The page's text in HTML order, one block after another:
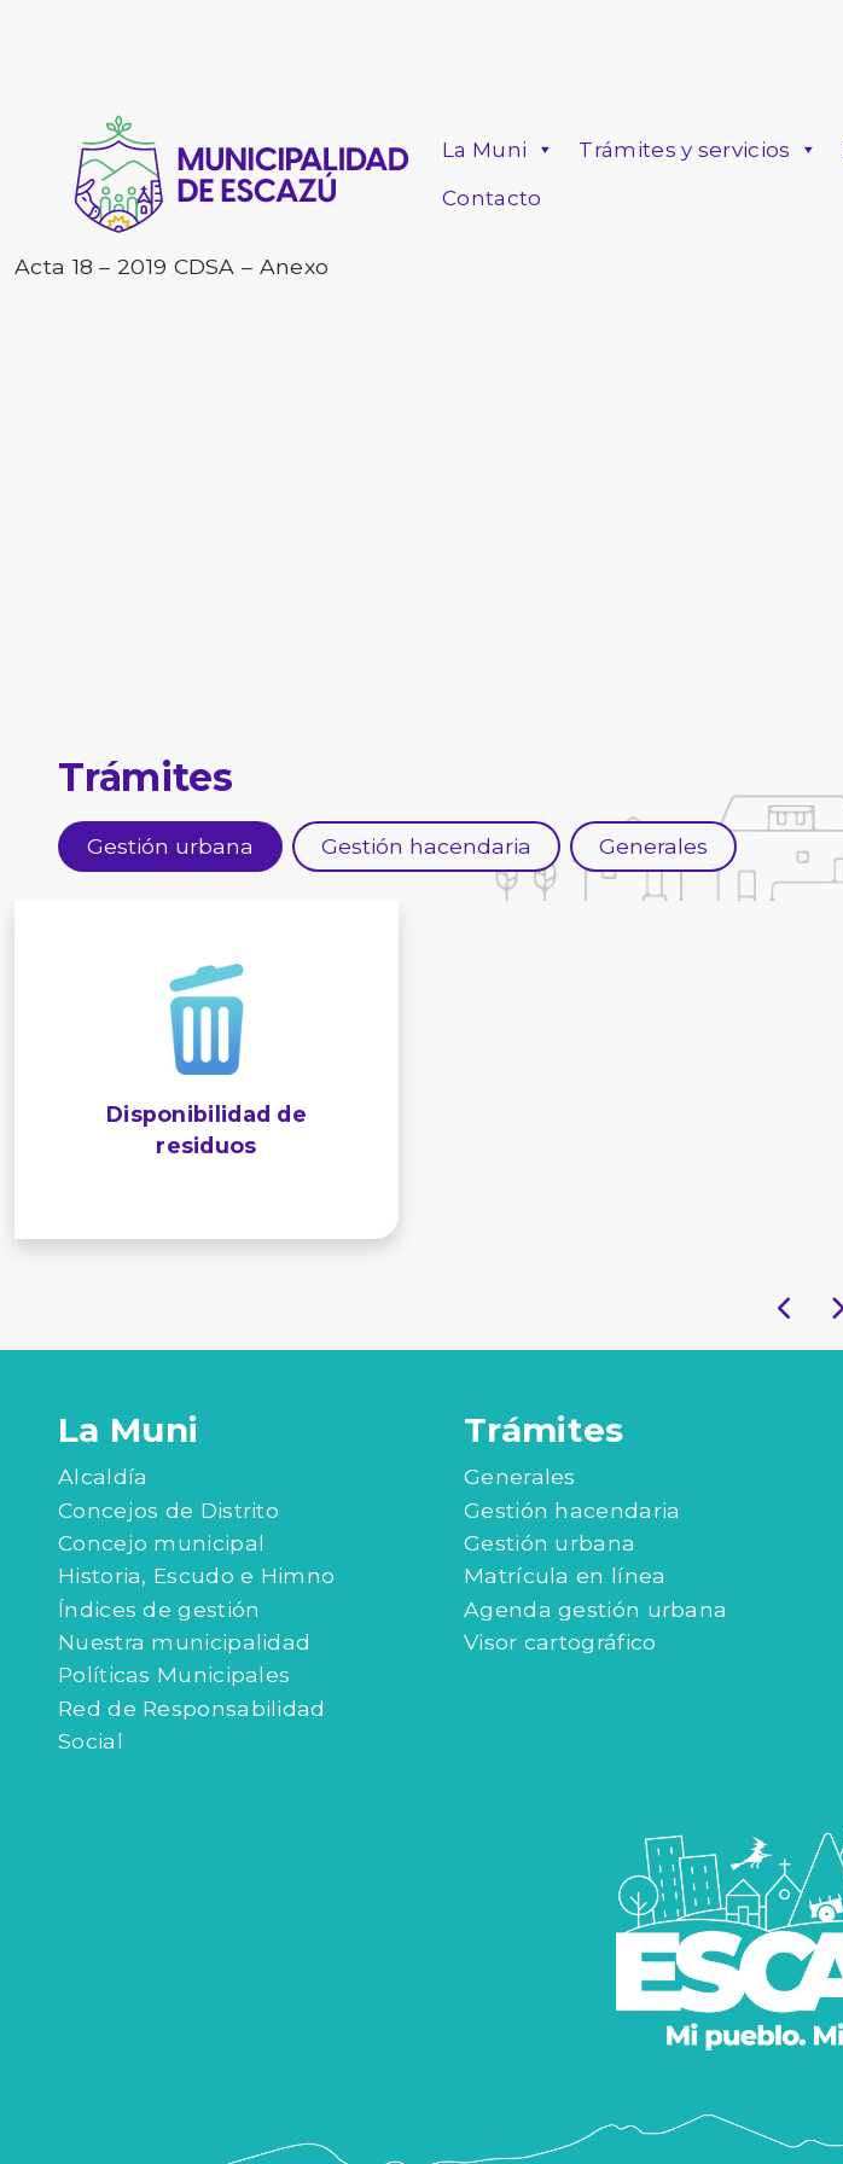
La Muni Trámites y servicios
Contacto
Acta 18 – 2019 CDSA – Anexo
Trámites
Gestión urbana Gestión hacendaria Generales
Disponibilidad de
residuos
La Muni
Alcaldía
Concejos de Distrito
Concejo municipal
Historia, Escudo e Himno
Índices de gestión
Nuestra municipalidad
Políticas Municipales
Red de Responsabilidad
Social
Trámites
Generales
Gestión hacendaria
Gestión urbana
Matrícula en línea
Agenda gestión urbana
Visor cartográfico